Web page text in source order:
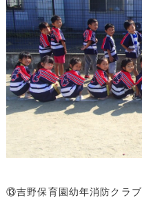
⑬吉野保育園幼年消防クラブ